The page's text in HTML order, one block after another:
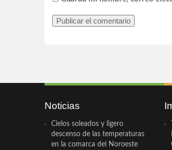
Noticias
Cielos soleados y ligero
descenso de las temperaturas
en la comarca del Noroeste